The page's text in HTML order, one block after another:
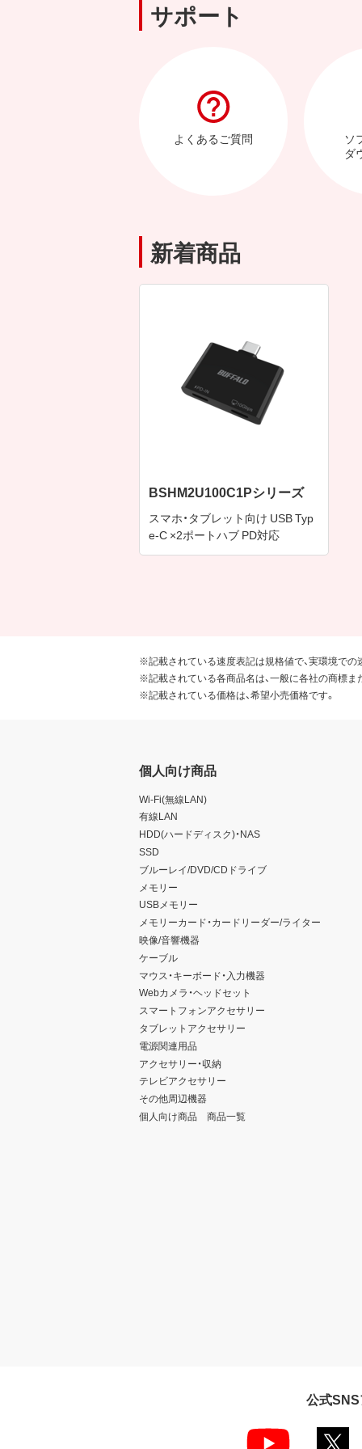
サポート
よくあるご質問
ソ
ダ
新着商品
BSHM2U100C1Pシリーズ
スマホ・タブレット向け USB Typ
e-C ×2ポートハブ PD対応
※記載されている速度表記は規格値で、実環境での
※記載されている各商品名は、一般に各社の商標ま
※記載されている価格は、希望小売価格です。
個人向け商品
Wi-Fi(無線LAN)
有線LAN
HDD(ハードディスク)・NAS
SSD
ブルーレイ/DVD/CDドライブ
メモリー
USBメモリー
メモリーカード・カードリーダー/ライター
映像/音響機器
ケーブル
マウス・キーボード・入力機器
Webカメラ・ヘッドセット
スマートフォンアクセサリー
タブレットアクセサリー
電源関連用品
アクセサリー・収納
テレビアクセサリー
その他周辺機器
個人向け商品 商品一覧
公式